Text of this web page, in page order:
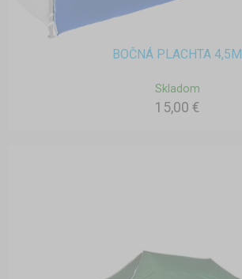
BOČNÁ PLACHTA 4,5M
Skladom
15,00 €